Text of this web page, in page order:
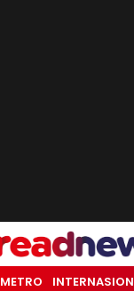
readnews.id
Berita Terkini, Update
METRO